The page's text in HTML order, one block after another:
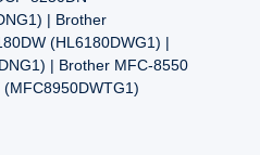
| Brother
(HL6180DWG1) |
| Brother MFC-8550